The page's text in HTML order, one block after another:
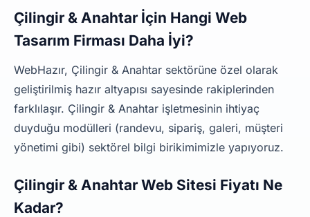
Çilingir & Anahtar İçin Hangi Web
Tasarım Firması Daha İyi?
WebHazır, Çilingir & Anahtar sektörüne özel olarak
geliştirilmiş hazır altyapısı sayesinde rakiplerinden
farklılaşır. Çilingir & Anahtar işletmesinin ihtiyaç
duyduğu modülleri (randevu, sipariş, galeri, müşteri
yönetimi gibi) sektörel bilgi birikimimizle yapıyoruz.
Çilingir & Anahtar Web Sitesi Fiyatı Ne
Kadar?